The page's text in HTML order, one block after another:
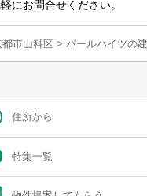
にお問合せください。
都市山科区 > パールハイツの
住所から
特集一覧